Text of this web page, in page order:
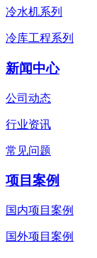
冷水机系列
冷库工程系列
新闻中心
公司动态
行业资讯
常见问题
项目案例
国内项目案例
国外项目案例